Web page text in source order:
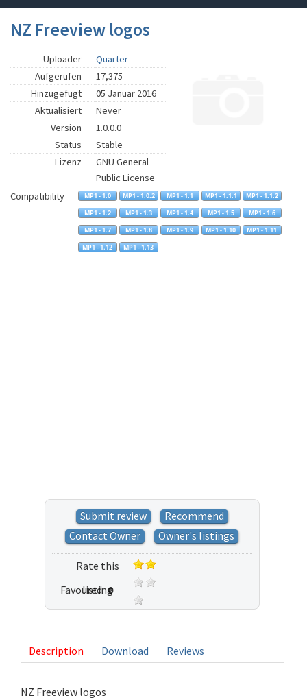
NZ Freeview logos
Uploader
Quarter
Aufgerufen
17,375
Hinzugefügt
05 Januar 2016
Aktualisiert
Never
Version
1.0.0.0
Status
Stable
Lizenz
GNU General
Public License
Compatibility
Submit review
Recommend
Contact Owner
Owner's listings
Rate this
listing
Favoured: 0
Description Download Reviews
NZ Freeview logos